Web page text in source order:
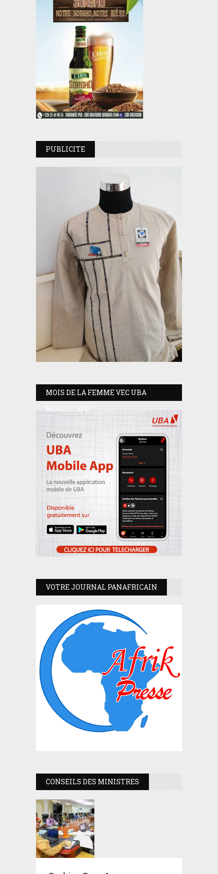
PUBLICITE
MOIS DE LA FEMME VEC UBA
MOBILE APP
VOTRE JOURNAL PANAFRICAIN
CONSEILS DES MINISTRES